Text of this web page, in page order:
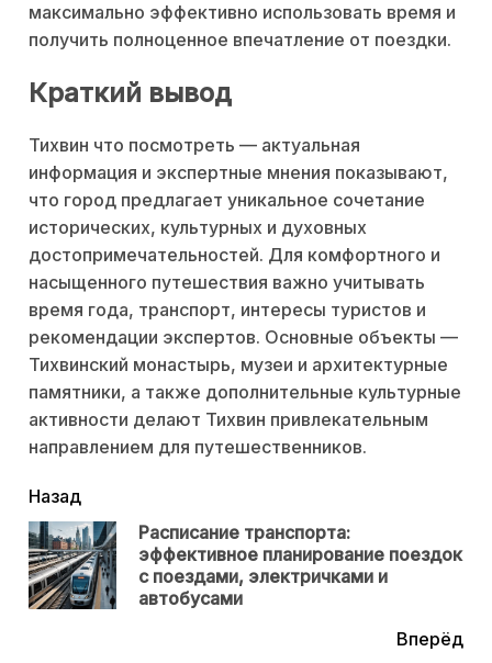
максимально эффективно использовать время и
получить полноценное впечатление от поездки.
Краткий вывод
Тихвин что посмотреть — актуальная
информация и экспертные мнения показывают,
что город предлагает уникальное сочетание
исторических, культурных и духовных
достопримечательностей. Для комфортного и
насыщенного путешествия важно учитывать
время года, транспорт, интересы туристов и
рекомендации экспертов. Основные объекты —
Тихвинский монастырь, музеи и архитектурные
памятники, а также дополнительные культурные
активности делают Тихвин привлекательным
направлением для путешественников.
читать
еще
Назад
Расписание транспорта:
эффективное планирование поездок
с поездами, электричками и
автобусами
Вперёд